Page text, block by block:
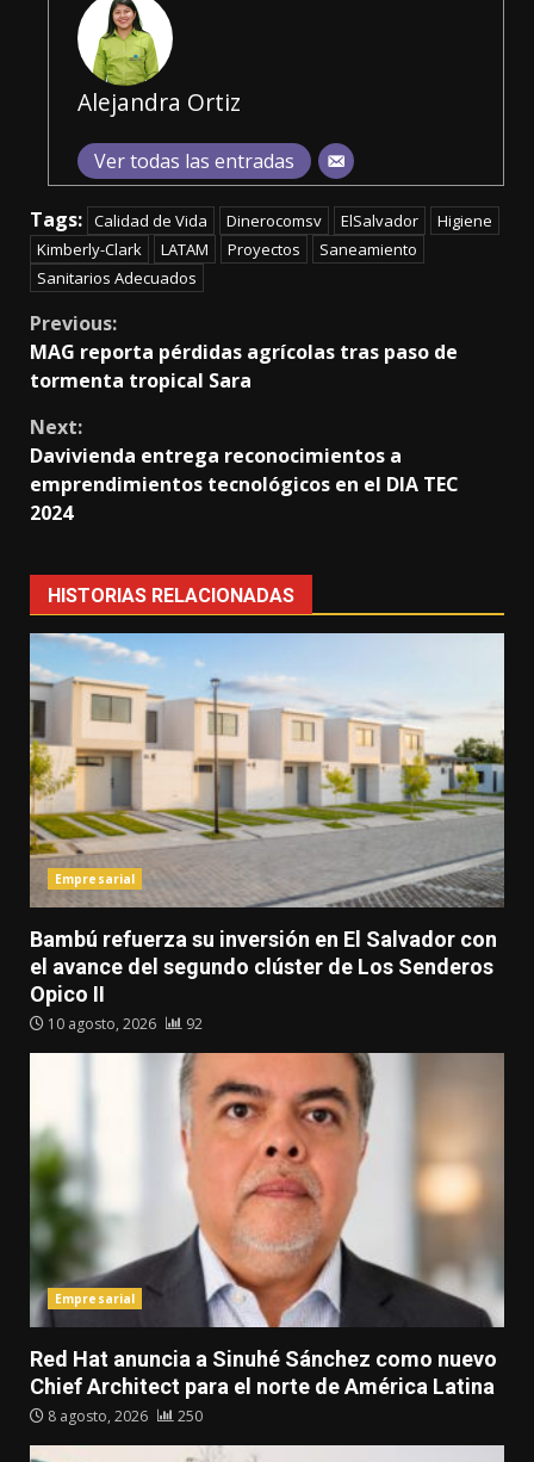
Alejandra Ortiz
Ver todas las entradas
Tags: Calidad de Vida Dinerocomsv ElSalvador
Higiene
Kimberly-Clark
LATAM Proyectos
Saneamiento
Sanitarios Adecuados
Continue
Reading
Previous:
MAG reporta pérdidas agrícolas tras paso de
tormenta tropical Sara
Next:
Davivienda entrega reconocimientos a
emprendimientos tecnológicos en el DIA TEC
2024
HISTORIAS RELACIONADAS
Empresarial
Bambú refuerza su inversión en El Salvador con
el avance del segundo clúster de Los Senderos
Opico II
10 agosto, 2026 92
Empresarial
Red Hat anuncia a Sinuhé Sánchez como nuevo
Chief Architect para el norte de América Latina
8 agosto, 2026 250